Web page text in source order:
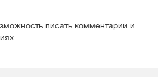
писать комментарии и